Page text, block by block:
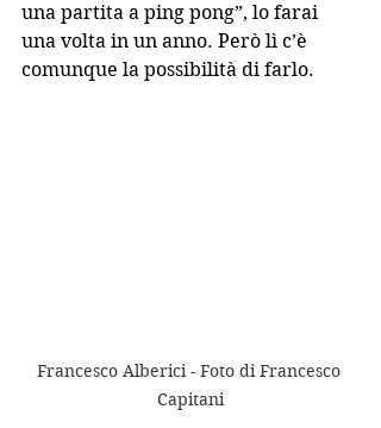
una partita a ping pong”, lo farai
una volta in un anno. Però lì c’è
comunque la possibilità di farlo.
Francesco Alberici - Foto di Francesco
Capitani